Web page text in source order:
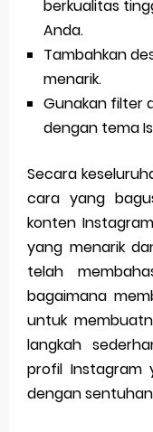
berkualitas
Anda.
Tambahkan
menarik.
Gunakan filter
dengan tema
Secara
cara yang
konten
yang menarik
telah
bagaimana
untuk
langkah
profil Instagram
dengan sentuhan